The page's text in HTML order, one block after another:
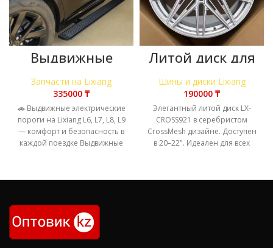
Выдвижные
электрические
пороги на
Lixiang L6, L7,
L8, L9
Запчасти на Lixiang
₸
🚗 Выдвижные электрические
пороги на Lixiang L6, L7, L8, L9
— комфорт и безопасность в
каждой поездке Выдвижные
Литой диск для
Lixiang,
серебристый
дизайн
CrossMesh
Шины и диски Lixiang
₸
Элегантный литой диск LX-
CROSS921 в серебристом
CrossMesh дизайне. Доступен
в 20–22". Идеален для всех